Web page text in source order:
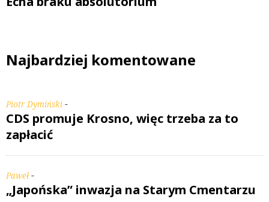
Najbardziej komentowane
Piotr Dymiński -
CDS promuje Krosno, więc trzeba za to
zapłacić
Paweł -
„Japońska” inwazja na Starym Cmentarzu